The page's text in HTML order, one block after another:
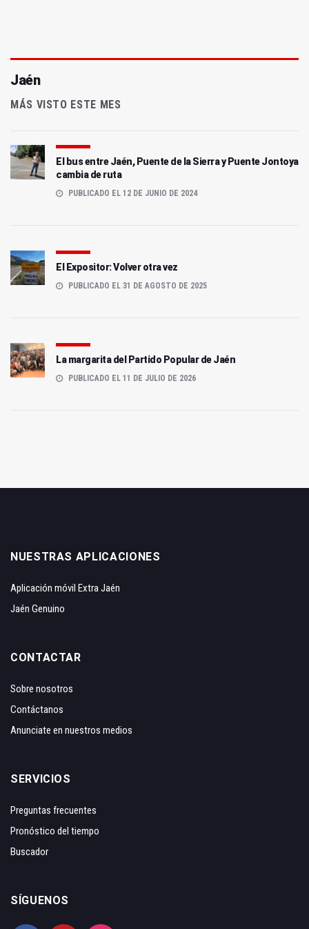
Jaén
MÁS VISTO ESTE MES
El bus entre Jaén, Puente de la Sierra y Puente Jontoya
cambia de ruta
PUBLICADO EL 12 DE JUNIO DE 2024
El Expositor: Volver otra vez
PUBLICADO EL 31 DE AGOSTO DE 2025
La margarita del Partido Popular de Jaén
PUBLICADO EL 11 DE JULIO DE 2026
NUESTRAS APLICACIONES
Aplicación móvil Extra Jaén
Jaén Genuino
CONTACTAR
Sobre nosotros
Contáctanos
Anunciate en nuestros medios
SERVICIOS
Preguntas frecuentes
Pronóstico del tiempo
Buscador
SÍGUENOS